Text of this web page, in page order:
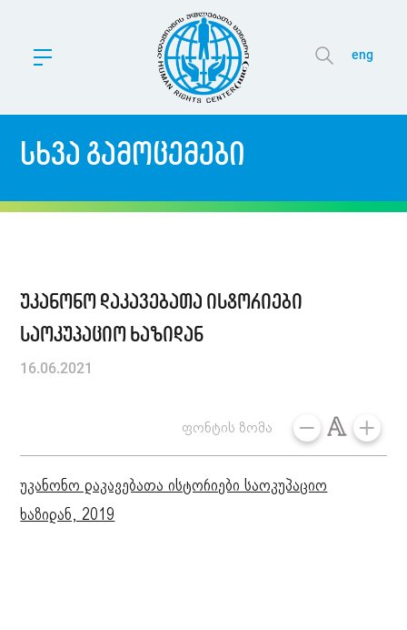
eng
სხვა გამოცემები
უკანონო დაკავებათა ისტორიები
საოკუპაციო ხაზიდან
16.06.2021
ფონტის ზომა
უკანონო დაკავებათა ისტორიები საოკუპაციო
ხაზიდან, 2019